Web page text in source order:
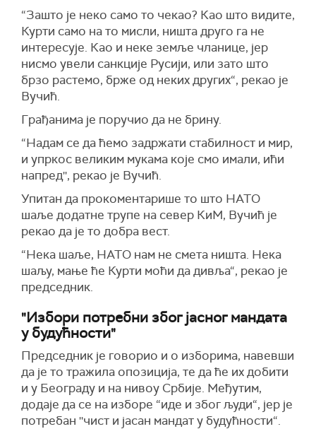
“Зашто је неко само то чекао? Као што видите,
Курти само на то мисли, ништа друго га не
интересује. Као и неке земље чланице, јер
нисмо увели санкције Русији, или зато што
брзо растемо, брже од неких других“, рекао је
Вучић.
Грађанима је поручио да не брину.
“Надам се да ћемо задржати стабилност и мир,
и упркос великим мукама које смо имали, ићи
напред'', рекао је Вучић.
Упитан да прокоментарише то што НАТО
шаље додатне трупе на север КиМ, Вучић је
рекао да је то добра вест.
“Нека шаље, НАТО нам не смета ништа. Нека
шаљу, мање ће Курти моћи да дивља“, рекао је
председник.
"Избори потребни због јасног мандата
у будућности"
Председник је говорио и о изборима, навевши
да је то тражила опозиција, те да ће их добити
и у Београду и на нивоу Србије. Међутим,
додаје да се на изборе “иде и због људи“, јер је
потребан ''чист и јасан мандат у будућности“.